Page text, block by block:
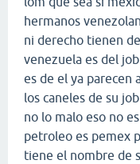
hermanos
ni derecho tienen
venezuela es del
es de el ya parecen
los caneles de su
no lo malo eso no
petroleo es pemex
tiene el nombre de